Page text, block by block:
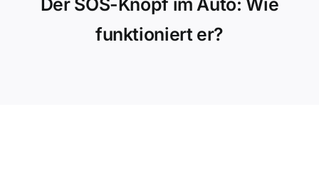
Hilfe und Kontakt
Der SOS-Knopf im Auto: Wie
funktioniert er?